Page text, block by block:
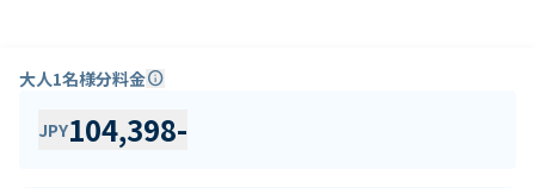
大人1名様分料金info
JPY104,398-